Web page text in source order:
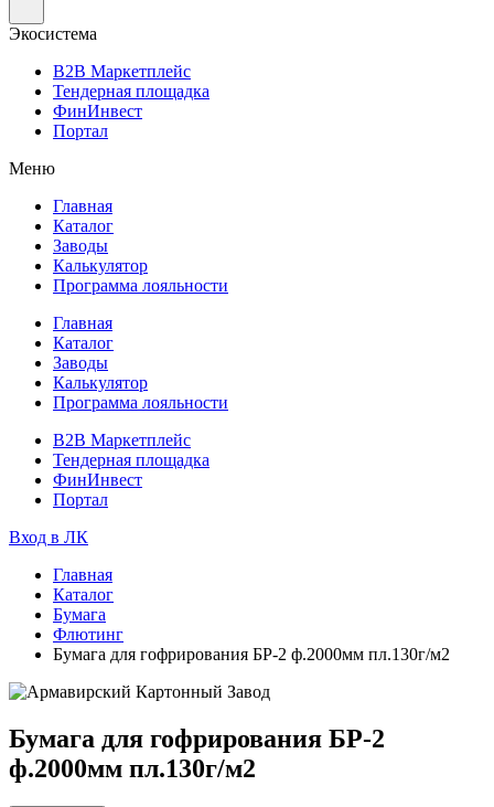
Экосистема
B2B Маркетплейс
Тендерная площадка
ФинИнвест
Портал
Меню
Главная
Каталог
Заводы
Калькулятор
Программа лояльности
Главная
Каталог
Заводы
Калькулятор
Программа лояльности
B2B Маркетплейс
Тендерная площадка
ФинИнвест
Портал
Вход в ЛК
Главная
Каталог
Бумага
Флютинг
Бумага для гофрирования БР-2 ф.2000мм пл.130г/м2
Бумага для гофрирования БР-2
ф.2000мм пл.130г/м2